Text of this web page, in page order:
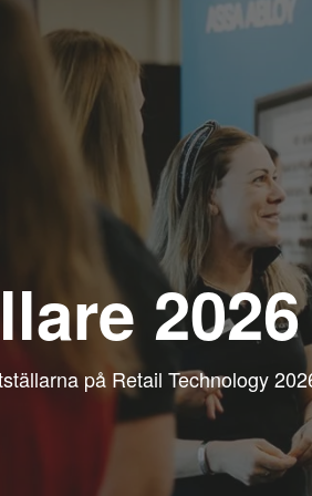
2026
på Retail Technology